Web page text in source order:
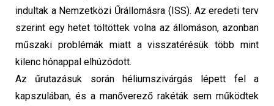
indultak a Nemzetközi Űrállomásra (ISS). Az eredeti terv
szerint egy hetet töltöttek volna az állomáson, azonban
műszaki problémák miatt a visszatérésük több mint
kilenc hónappal elhúzódott.
Az űrutazásuk során héliumszivárgás lépett fel a
kapszulában, és a manőverező rakéták sem működtek